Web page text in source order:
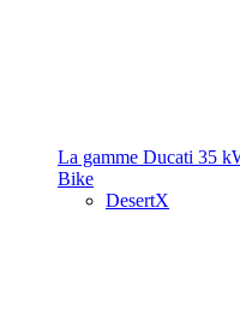
La gamme Ducati 35
Bike
DesertX